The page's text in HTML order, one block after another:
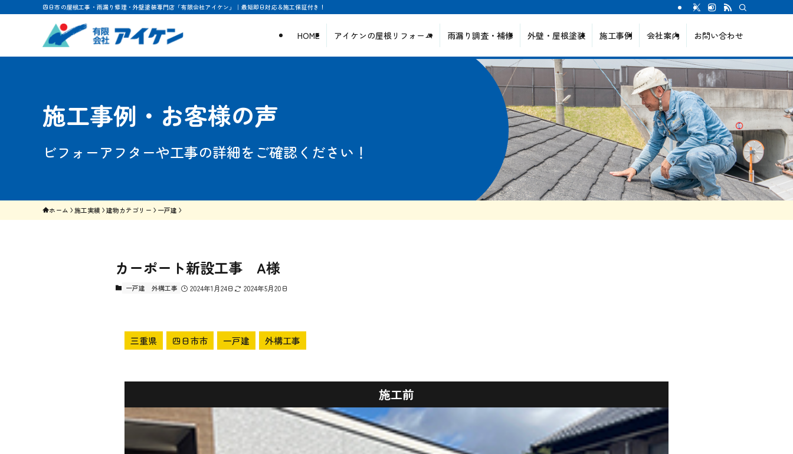
四日市の屋根工事・雨漏り修理・外壁塗装専門店「有限会社アイケン」｜最短即日対応＆施工保証付き！
HOME アイケンの屋根リフォーム 雨漏り調査・補修 外壁・屋根塗装 施工事例 会社案内 お問い合わせ
施工事例・お客様の声
ビフォーアフターや工事の詳細をご確認ください！
ホーム 施工実績 建物カテゴリー 一戸建
カーポート新設工事 A様
一戸建 外構工事 2024年1月24日 2024年5月20日
三重県 四日市市 一戸建 外構工事
施工前